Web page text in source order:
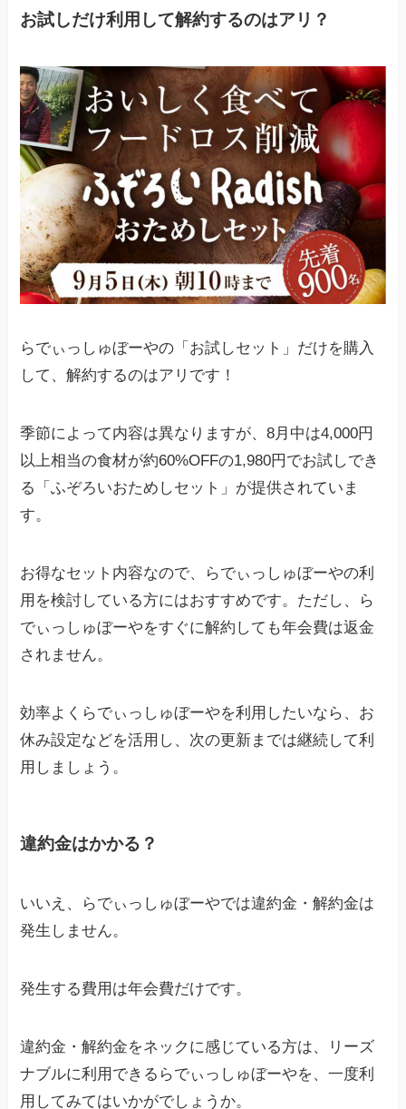
お試しだけ利用して解約するのはアリ？
らでぃっしゅぼーやの「お試しセット」だけを購入
して、解約するのはアリです！
季節によって内容は異なりますが、8月中は4,000円
以上相当の食材が約60%OFFの1,980円でお試しでき
る「ふぞろいおためしセット」が提供されていま
す。
お得なセット内容なので、らでぃっしゅぼーやの利
用を検討している方にはおすすめです。ただし、ら
でぃっしゅぼーやをすぐに解約しても年会費は返金
されません。
効率よくらでぃっしゅぼーやを利用したいなら、お
休み設定などを活用し、次の更新までは継続して利
用しましょう。
違約金はかかる？
いいえ、らでぃっしゅぼーやでは違約金・解約金は
発生しません。
発生する費用は年会費だけです。
違約金・解約金をネックに感じている方は、リーズ
ナブルに利用できるらでぃっしゅぼーやを、一度利
用してみてはいかがでしょうか。